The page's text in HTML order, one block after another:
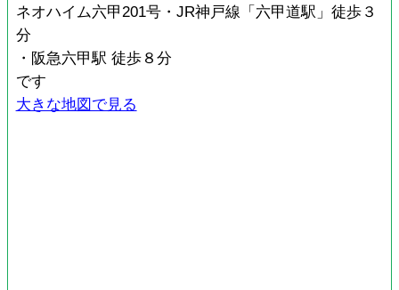
ネオハイム六甲201号・JR神戸線「六甲道駅」徒歩３
分
・阪急六甲駅 徒歩８分
です
大きな地図で見る